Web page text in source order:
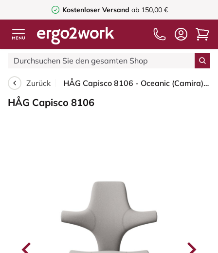
Kostenloser Versand ab 150,00 €
Zurück HÅG Capisco 8106 - Oceanic (Camira) - Recyceltes Polyester - OCI014 - Light beige - Schwarz - 265 mm (Sitzhöhe 53-79cm) - Harte Rollen für weiche Böden
HÅG Capisco 8106